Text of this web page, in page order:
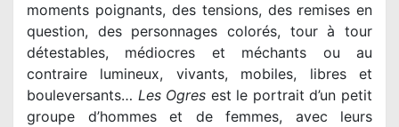
moments poignants, des tensions, des remises en
question, des personnages colorés, tour à tour
détestables, médiocres et méchants ou au
contraire lumineux, vivants, mobiles, libres et
bouleversants… Les Ogres est le portrait d’un petit
groupe d’hommes et de femmes, avec leurs